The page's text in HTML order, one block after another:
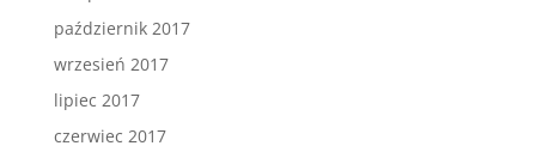
październik 2017
wrzesień 2017
lipiec 2017
czerwiec 2017